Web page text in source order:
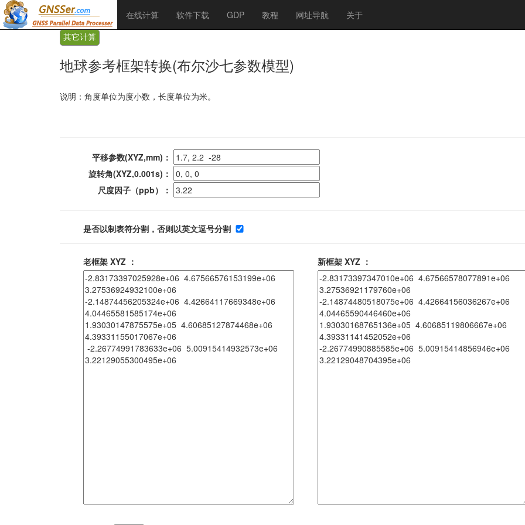
在线计算 软件下载 GDP 教程 网址导航 关于
其它计算
地球参考框架转换(布尔沙七参数模型)
说明：角度单位为度小数，长度单位为米。
平移参数(XYZ,mm)：
旋转角(XYZ,0.001s)：
尺度因子（ppb）：
是否以制表符分割，否则以英文逗号分割
老框架 XYZ ： 新框架 XYZ ：